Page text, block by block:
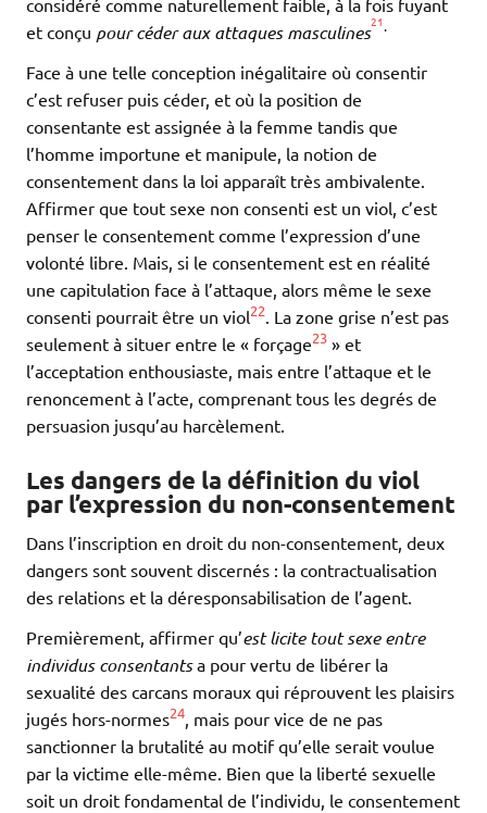
et conçu pour céder aux attaques masculines21.
Face à une telle conception inégalitaire où consentir
c’est refuser puis céder, et où la position de
consentante est assignée à la femme tandis que
l’homme importune et manipule, la notion de
consentement dans la loi apparaît très ambivalente.
Affirmer que tout sexe non consenti est un viol, c’est
penser le consentement comme l’expression d’une
volonté libre. Mais, si le consentement est en réalité
une capitulation face à l’attaque, alors même le sexe
consenti pourrait être un viol22 . La zone grise n’est pas
seulement à situer entre le « forçage23 » et
l’acceptation enthousiaste, mais entre l’attaque et le
renoncement à l’acte, comprenant tous les degrés de
persuasion jusqu’au harcèlement.
Les dangers de la définition du viol
par l’expression du non-consentement
Dans l’inscription en droit du non-consentement, deux
dangers sont souvent discernés : la contractualisation
des relations et la déresponsabilisation de l’agent.
Premièrement, affirmer qu’est licite tout sexe entre
individus consentantsa pour vertu de libérer la
sexualité des carcans moraux qui réprouvent les plaisirs
jugés hors-normes24 , mais pour vice de ne pas
sanctionner la brutalité au motif qu’elle serait voulue
par la victime elle-même. Bien que la liberté sexuelle
soit un droit fondamental de l’individu, le consentement